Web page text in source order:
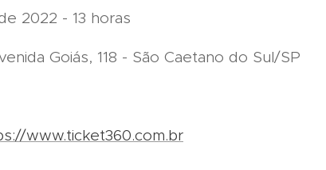
2022 - 13 horas
Goiás, 118 - São Caetano do Sul/SP
www.ticket360.com.br